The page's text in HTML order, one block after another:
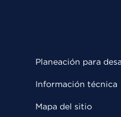
Planeación para
Información técnica
Mapa del sitio